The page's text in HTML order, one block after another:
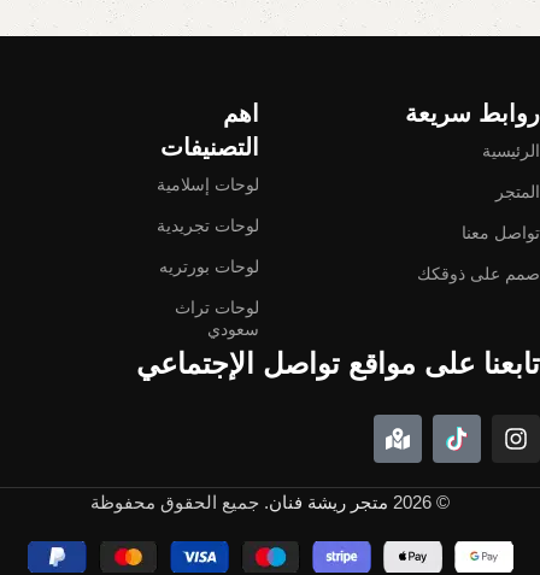
Read More
روابط سريعة
الرئيسية
المتجر
تواصل معنا
صمم على ذوقكك
اهم
التصنيفات
لوحات إسلامية
لوحات تجريدية
لوحات بورتريه
لوحات تراث
سعودي
تابعنا على مواقع تواصل الإجتماعي
© 2026 متجر ريشة فنان. جميع الحقوق محفوظة